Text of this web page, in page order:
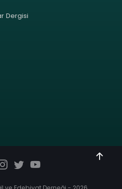
Dergisi